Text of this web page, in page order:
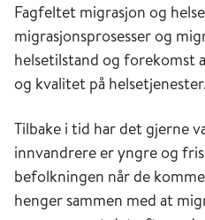
Fagfeltet migrasjon og
migrasjonsprosesser og
helsetilstand og forekomst
og kvalitet på
Tilbake i tid har det gjerne
innvandrere er yngre og
befolkningen når de
henger sammen med at